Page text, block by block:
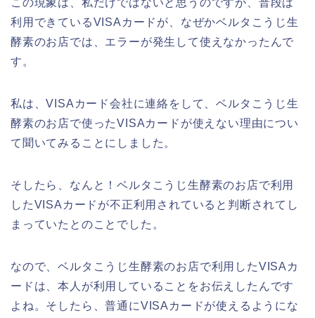
利用できているVISAカードが、なぜかベルタこうじ生
酵素のお店では、エラーが発生して使えなかったんで
す。
私は、VISAカード会社に連絡をして、ベルタこうじ生
酵素のお店で使ったVISAカードが使えない理由につい
て聞いてみることにしました。
そしたら、なんと！ベルタこうじ生酵素のお店で利用
したVISAカードが不正利用されていると判断されてし
まっていたとのことでした。
なので、ベルタこうじ生酵素のお店で利用したVISAカ
ードは、本人が利用していることをお伝えしたんです
よね。そしたら、普通にVISAカードが使えるようにな